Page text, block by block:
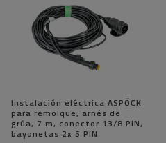
Instalación eléctrica ASPÖCK
para remolque, arnés de
grúa, 7 m, conector 13/8 PIN,
bayonetas 2x 5 PIN